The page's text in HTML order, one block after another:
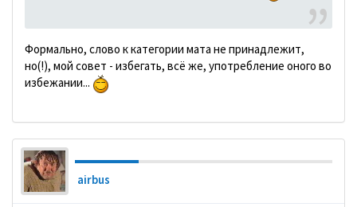
Формально, слово к категории мата не принадлежит,
но(!), мой совет - избегать, всё же, употребление оного во
избежании...
airbus